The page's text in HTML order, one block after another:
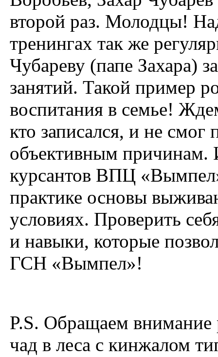
второй раз. Молодцы!
тренингах так же
Чубареву (папе Захара)
занятий. Такой пример
воспитания в семье!
кто записался, и не
объективным причинам.
курсантов ВПЦ
практике основы
условиях. Проверить
и навыки, которые
ГСН «Вымпел»!
P.S. Обращаем внимание
чад в леса с кинжалом